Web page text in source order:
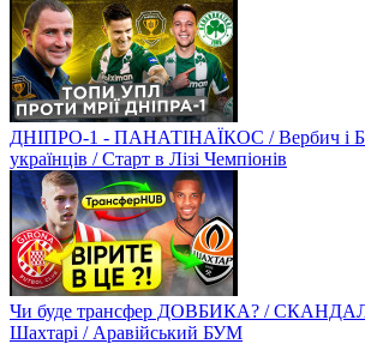
ДНІПРО-1 - ПАНАТІНАЇКОС / Вербич і
українців / Старт в Лізі Чемпіонів
Чи буде трансфер ДОВБИКА? /
Шахтарі / Аравійський БУМ